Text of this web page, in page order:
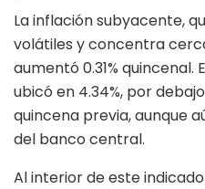
La inflación subyacente,
volátiles y concentra
aumentó 0.31% quincenal.
ubicó en 4.34%, por
quincena previa, aunque
del banco central.
Al interior de este